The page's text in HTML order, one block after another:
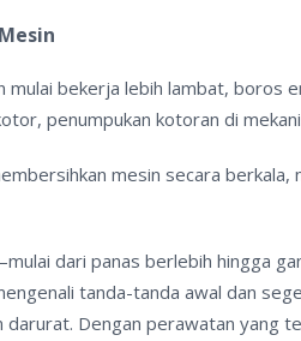
mulai bekerja lebih lambat, boros
penumpukan kotoran di
mesin secara
dari panas berlebih hingga
tanda-tanda awal dan
darurat. Dengan perawatan yang